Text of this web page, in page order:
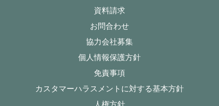
資料請求
お問合わせ
協力会社募集
個人情報保護方針
免責事項
カスタマーハラスメントに対する基本方針